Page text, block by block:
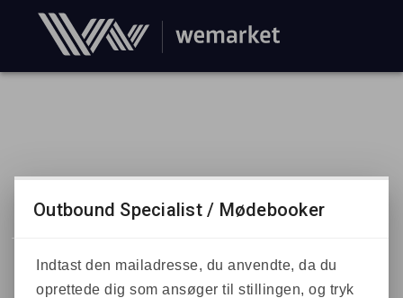
Outbound Specialist / Mødebooker
Indtast den mailadresse, du anvendte, da du
oprettede dig som ansøger til stillingen, og tryk